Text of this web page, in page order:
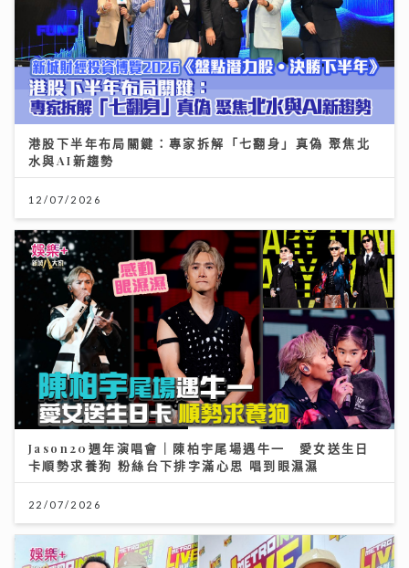
港股下半年布局關鍵：專家拆解「七翻身」真偽 聚焦北
水與AI新趨勢
12/07/2026
Jason20週年演唱會｜陳柏宇尾場遇牛一 愛女送生日
卡順勢求養狗 粉絲台下排字滿心思 唱到眼濕濕
22/07/2026